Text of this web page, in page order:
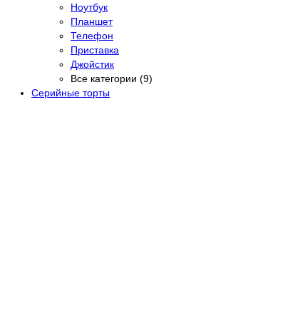
Ноутбук
Планшет
Телефон
Приставка
Джойстик
Все категории (9)
Серийные торты